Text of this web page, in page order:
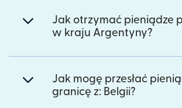
Jak otrzymać pieniądze
w kraju Argentyny?
Jak mogę przesłać
granicę z: Belgii?